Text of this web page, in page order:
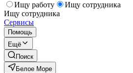
Ищу работу
Ищу сотрудника
Ищу сотрудника
Сервисы
Помощь
Ещё
Поиск
Белое Море